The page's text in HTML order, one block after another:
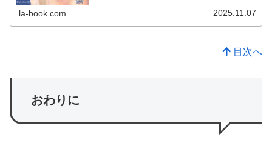
la-book.com 2025.11.07
目次へ
おわりに